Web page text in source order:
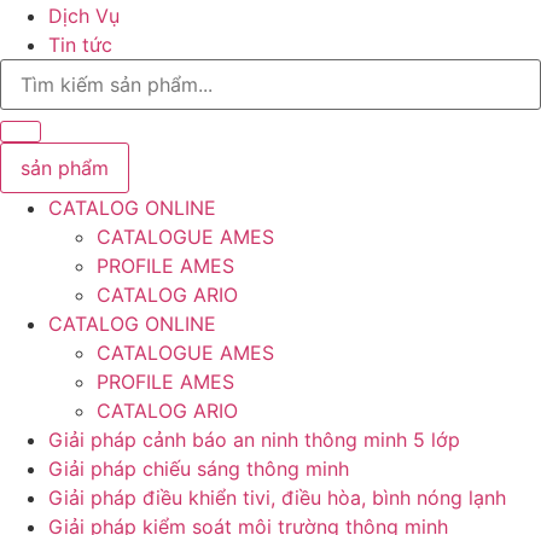
Dịch Vụ
Tin tức
Search
sản phẩm
CATALOG ONLINE
CATALOGUE AMES
PROFILE AMES
CATALOG ARIO
CATALOG ONLINE
CATALOGUE AMES
PROFILE AMES
CATALOG ARIO
Giải pháp cảnh báo an ninh thông minh 5 lớp
Giải pháp chiếu sáng thông minh
Giải pháp điều khiển tivi, điều hòa, bình nóng lạnh
Giải pháp kiểm soát môi trường thông minh